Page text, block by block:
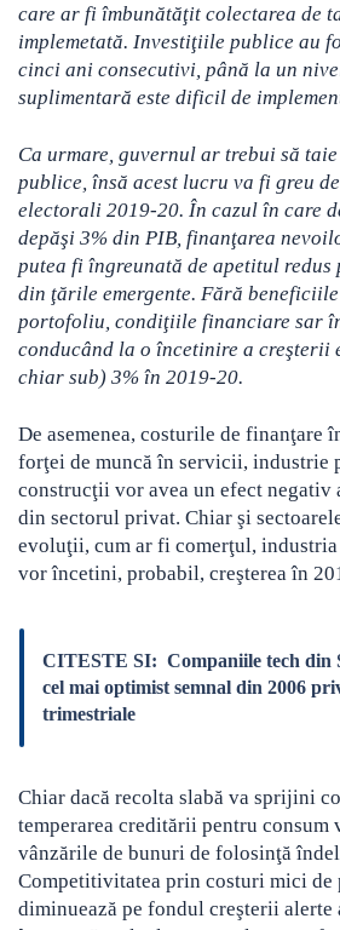
care ar fi îmbunătăţit colectarea de
implemetată. Investiţiile publice au
cinci ani consecutivi, până la un
suplimentară este dificil de
Ca urmare, guvernul ar trebui să
publice, însă acest lucru va fi greu
electorali 2019-20. În cazul în care
depăşi 3% din PIB, finanţarea
putea fi îngreunată de apetitul
din ţările emergente. Fără
portofoliu, condiţiile financiare sar
conducând la o încetinire a creşterii
chiar sub) 3% în 2019-20.
De asemenea, costurile de finanţare
forţei de muncă în servicii, industrie
construcţii vor avea un efect negativ
din sectorul privat. Chiar şi
evoluţii, cum ar fi comerţul,
vor încetini, probabil, creşterea în
CITESTE SI: Companiile tech din
cel mai optimist semnal din 2006
trimestriale
Chiar dacă recolta slabă va sprijini
temperarea creditării pentru consum
vânzările de bunuri de folosinţă
Competitivitatea prin costuri mici de
diminuează pe fondul creşterii